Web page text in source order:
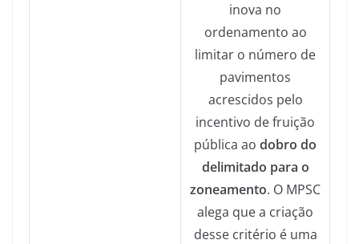
inova no
ordenamento ao
limitar o número de
pavimentos
acrescidos pelo
incentivo de fruição
pública ao dobro do
delimitado para o
zoneamento. O MPSC
alega que a criação
desse critério é uma